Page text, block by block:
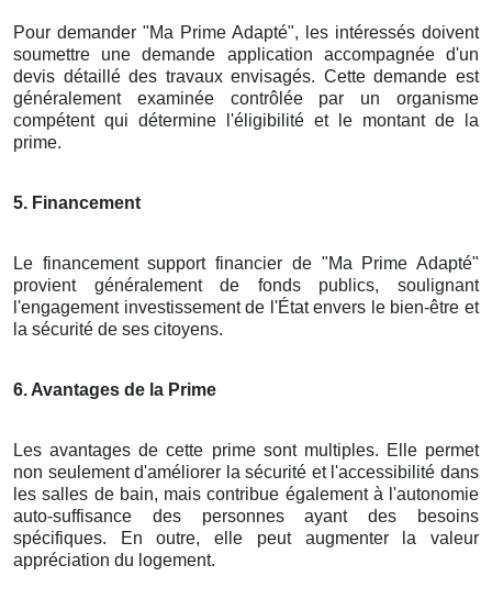
Pour demander "Ma Prime Adapté", les intéressés doivent
soumettre une demande application accompagnée d'un
devis détaillé des travaux envisagés. Cette demande est
généralement examinée contrôlée par un organisme
compétent qui détermine l'éligibilité et le montant de la
prime.
5. Financement
Le financement support financier de "Ma Prime Adapté"
provient généralement de fonds publics, soulignant
l'engagement investissement de l'État envers le bien-être et
la sécurité de ses citoyens.
6. Avantages de la Prime
Les avantages de cette prime sont multiples. Elle permet
non seulement d'améliorer la sécurité et l'accessibilité dans
les salles de bain, mais contribue également à l'autonomie
auto-suffisance des personnes ayant des besoins
spécifiques. En outre, elle peut augmenter la valeur
appréciation du logement.